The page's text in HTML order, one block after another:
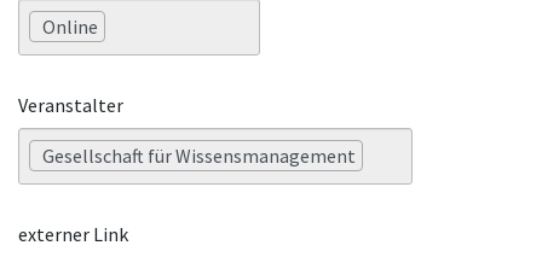
Online
Veranstalter
Gesellschaft für Wissensmanagement
externer Link